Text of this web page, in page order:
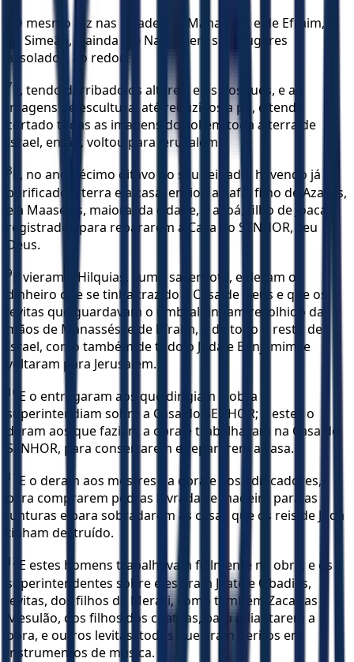
O mesmo fez nas cidades de Manassés, e de Efraim, e
de Simeão, e ainda até Naftali, em seus lugares
assolados, ao redor.
7
E, tendo derribado os altares, e os bosques, e as
imagens de escultura, até reduzi-los a pó, e tendo
cortado todas as imagens do sol em toda a terra de
Israel, então, voltou para Jerusalém.
8
E, no ano décimo oitavo do seu reinado, havendo já
purificado a terra e a casa, enviou a Safã, filho de Azalias,
e a Maaseias, maioral da cidade, e a Joá, filho de Joacaz,
registrador, para repararem a Casa do SENHOR, seu
Deus.
9
E vieram a Hilquias, sumo sacerdote, e deram o
dinheiro que se tinha trazido à Casa de Deus e que os
levitas que guardavam o umbral tinham recolhido das
mãos de Manassés, e de Efraim, e de todo o resto de
Israel, como também de todo o Judá e Benjamim; e
voltaram para Jerusalém.
10 E o entregaram aos que dirigiam a obra e
superintendiam sobre a Casa do SENHOR; e estes o
deram aos que faziam a obra e trabalhavam na Casa do
SENHOR, para consertarem e repararem a casa.
11
E o deram aos mestres da obra e aos edificadores,
para comprarem pedras lavradas e madeira para as
junturas e para sobradarem as casas que os reis de Judá
tinham destruído.
12 E estes homens trabalhavam fielmente na obra; e os
superintendentes sobre eles eram Jaate e Obadias,
levitas, dos filhos de Merari, como também Zacarias e
Mesulão, dos filhos dos coatitas, para adiantarem a
obra, e outros levitas, todos que eram peritos em
instrumentos de música.